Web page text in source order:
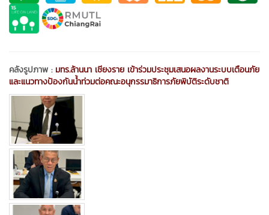
คลังรูปภาพ : มทร.ล้านนา เชียงราย เข้าร่วมประชุมเสนอผลงานระบบเตือนภัย
และแนวทางป้องกันน้ำท่วมต่อคณะอนุกรรมาธิการภัยพิบัติระดับชาติ